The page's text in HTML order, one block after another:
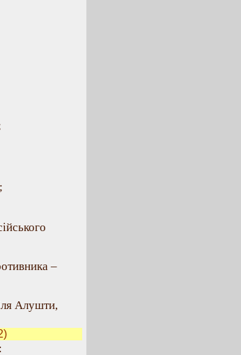
–
Алушти,